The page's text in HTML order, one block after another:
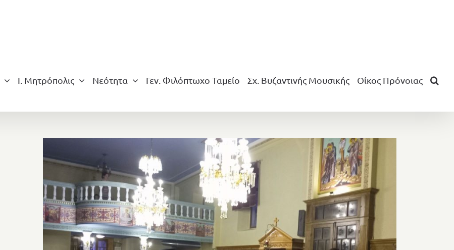
Ι. Μητρόπολις Νεότητα Γεν. Φιλόπτωχο Ταμείο Σχ. Βυζαντινής Μουσικής Οίκος Πρόνοιας